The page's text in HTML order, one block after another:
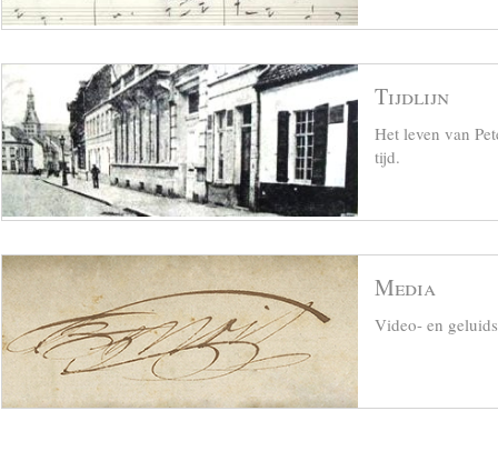
Tijdlijn
Het leven van
tijd.
Media
Video- en